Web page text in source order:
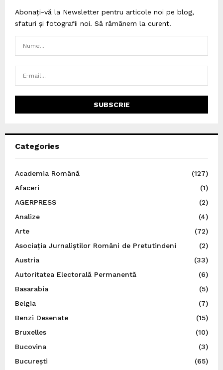
Abonați-vă la Newsletter pentru articole noi pe blog,
sfaturi și fotografii noi. Să rămânem la curent!
Categories
Academia Română
(127)
Afaceri
(1)
AGERPRESS
(2)
Analize
(4)
Arte
(72)
Asociația Jurnaliștilor Români de Pretutindeni
(2)
Austria
(33)
Autoritatea Electorală Permanentă
(6)
Basarabia
(5)
Belgia
(7)
Benzi Desenate
(15)
Bruxelles
(10)
Bucovina
(3)
București
(65)